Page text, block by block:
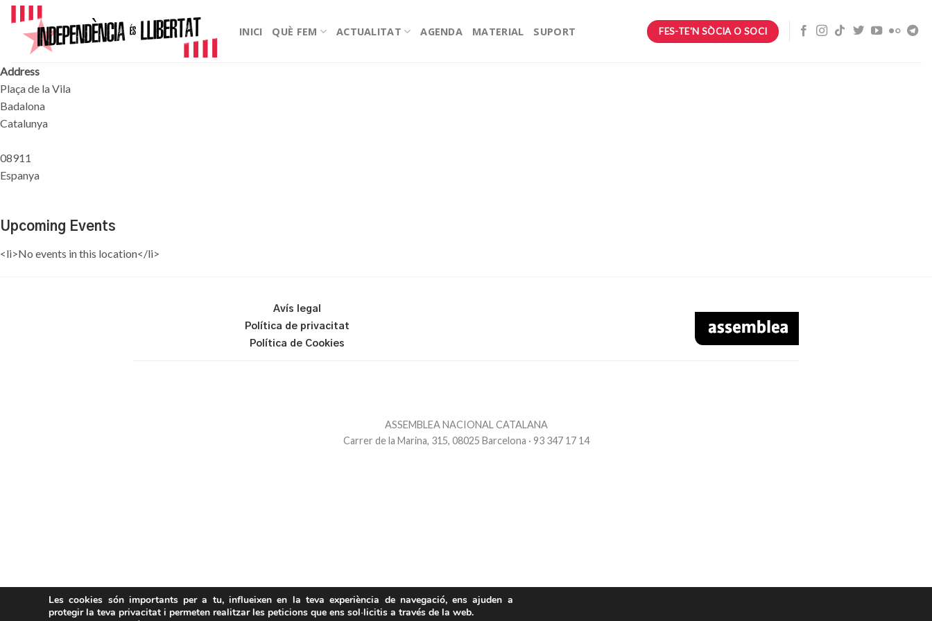
Skip
content
INICI QUÈ FEM ACTUALITAT AGENDA MATERIAL SUPORT FES-TE'N SÒCIA O SOCI
Address
Plaça de la Vila
Badalona
Catalunya
08911
Espanya
Upcoming Events
<li>No events in this location</li>
Avís legal
Política de privacitat
Política de Cookies
ASSEMBLEA NACIONAL CATALANA
Carrer de la Marina, 315, 08025 Barcelona · 93 347 17 14
Les cookies són importants per a tu, influeixen en la teva experiència de navegació, ens ajuden a
protegir la teva privacitat i permeten realitzar les peticions que ens sol·licitis a través de la web.